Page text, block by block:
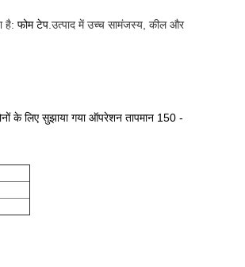
है: फोम टेप .उत्पाद में उच्च सामंजस्य, कील और
के लिए सुझाया गया ऑपरेशन तापमान 150 -